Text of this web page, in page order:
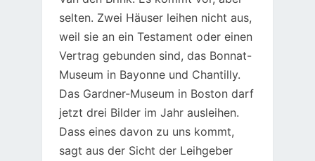
selten. Zwei Häuser leihen nicht aus,
weil sie an ein Testament oder einen
Vertrag gebunden sind, das Bonnat-
Museum in Bayonne und Chantilly.
Das Gardner-Museum in Boston darf
jetzt drei Bilder im Jahr ausleihen.
Dass eines davon zu uns kommt,
sagt aus der Sicht der Leihgeber